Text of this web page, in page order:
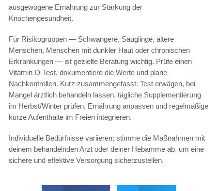
ausgewogene Ernährung zur Stärkung der
Knochengesundheit.
Für Risikogruppen — Schwangere, Säuglinge, ältere
Menschen, Menschen mit dunkler Haut oder chronischen
Erkrankungen — ist gezielte Beratung wichtig. Prüfe einen
Vitamin-D-Test, dokumentiere die Werte und plane
Nachkontrollen. Kurz zusammengefasst: Test erwägen, bei
Mangel ärztlich behandeln lassen, tägliche Supplementierung
im Herbst/Winter prüfen, Ernährung anpassen und regelmäßige
kurze Aufenthalte im Freien integrieren.
Individuelle Bedürfnisse variieren; stimme die Maßnahmen mit
deinem behandelnden Arzt oder deiner Hebamme ab, um eine
sichere und effektive Versorgung sicherzustellen.